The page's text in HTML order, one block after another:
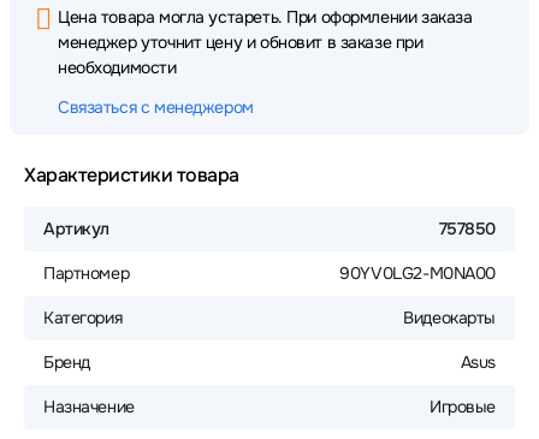
Цена товара могла устареть. При оформлении заказа
менеджер уточнит цену и обновит в заказе при
необходимости
Связаться с менеджером
Характеристики товара
Артикул 757850
Партномер 90YV0LG2-M0NA00
Категория Видеокарты
Бренд Asus
Назначение Игровые